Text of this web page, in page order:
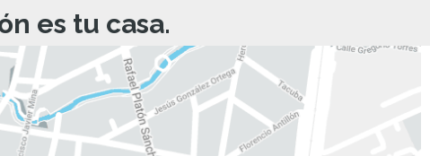
es tu casa.